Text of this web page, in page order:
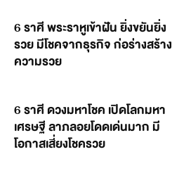
6 ราศี พระราหูเข้าฝัน ยิ่งขยันยิ่ง
รวย มีโชคจากธุรกิจ ก่อร่างสร้าง
ความรวย
6 ราศี ดวงมหาโชค เปิดโลกมหา
เศรษฐี ลาภลอยโดดเด่นมาก มี
โอกาสเสี่ยงโชครวย